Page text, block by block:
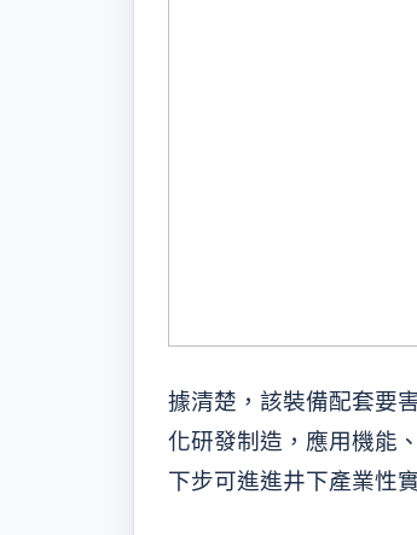
據清楚，該裝備配套要
化研發制造，應用機能、
下步可進進井下產業性